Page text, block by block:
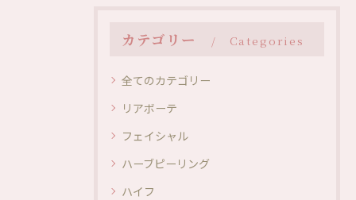
カテゴリー Categories
全てのカテゴリー
リアボーテ
フェイシャル
ハーブピーリング
ハイフ